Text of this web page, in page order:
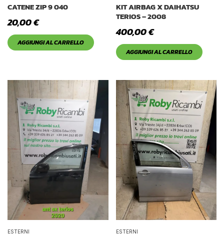
CATENE ZIP 9 040
20,00€
AGGIUNGI AL CARRELLO
KIT AIRBAG X DAIHATSU
TERIOS – 2008
400,00€
AGGIUNGI AL CARRELLO
ESTERNI ESTERNI